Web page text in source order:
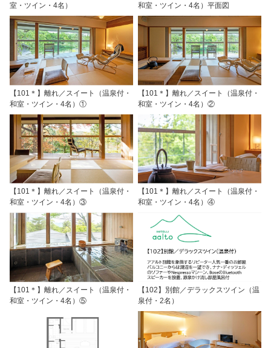
室・ツイン・4名）
和室・ツイン・4名）平面図
【101＊】離れ／スイート（温泉付・
和室・ツイン・4名）①
【101＊】離れ／スイート（温泉付・
和室・ツイン・4名）②
【101＊】離れ／スイート（温泉付・
和室・ツイン・4名）③
【101＊】離れ／スイート（温泉付・
和室・ツイン・4名）④
【101＊】離れ／スイート（温泉付・
和室・ツイン・4名）⑤
【102】別館／デラックスツイン（温
泉付・2名）